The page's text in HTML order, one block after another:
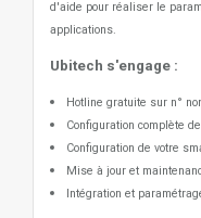
d'aide pour réaliser le
applications.
Ubitech s'engage :
Hotline gratuite sur n°
Configuration complète
Configuration de votre
Mise à jour et
Intégration et